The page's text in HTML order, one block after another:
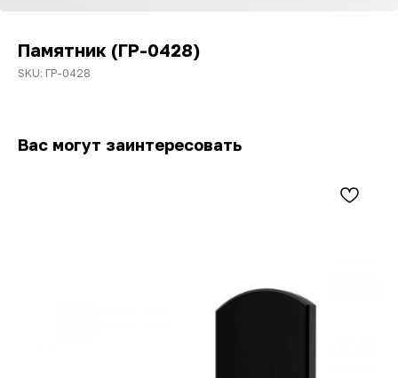
Памятник (ГР-0428)
SKU: ГР-0428
Вас могут заинтересовать